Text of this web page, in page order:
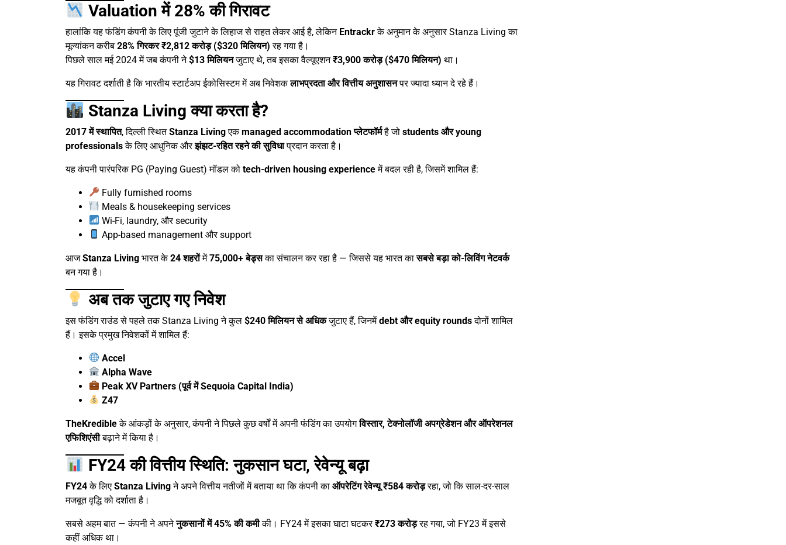
Valuation में 28% की गिरावट
हालांकि यह फंडिंग कंपनी के लिए पूंजी जुटाने के लिहाज से राहत लेकर आई है, लेकिन Entrackrके अनुमान के अनुसार Stanza Living का
मूल्यांकन करीब 28% गिरकर ₹2,812 करोड़ ($320 मिलियन) रह गया है।
पिछले साल मई 2024 में जब कंपनी ने$13 मिलियनजुटाए थे, तब इसका वैल्यूएशन₹3,900 करोड़ ($470 मिलियन) था।
यह गिरावट दर्शाती है कि भारतीय स्टार्टअप ईकोसिस्टम में अब निवेशकलाभप्रदता और वित्तीय अनुशासनपर ज्यादा ध्यान दे रहे हैं।
Stanza Living क्या करता है?
2017 में स्थापित, दिल्ली स्थितStanza Livingएकmanaged accommodation प्लेटफॉर्महै जो students और young
professionalsके लिए आधुनिक औरझंझट-रहित रहने की सुविधाप्रदान करता है।
यह कंपनी पारंपरिक PG (Paying Guest) मॉडल को tech-driven housing experienceमें बदल रही है, जिसमें शामिल हैं:
Fully furnished rooms
Meals & housekeeping services
Wi-Fi, laundry, और security
App-based management और support
आजStanza Living भारत के24 शहरोंमें75,000+ बेड्सका संचालन कर रहा है — जिससे यह भारत कासबसे बड़ा को-लिविंग नेटवर्क
बन गया है।
अब तक जुटाए गए निवेश
इस फंडिंग राउंड से पहले तक Stanza Living ने कुल $240 मिलियन से अधिकजुटाए हैं, जिनमेंdebt और equity roundsदोनों शामिल
हैं। इसके प्रमुख निवेशकों में शामिल हैं:
Accel
Alpha Wave
Peak XV Partners (पूर्व में Sequoia Capital India)
Z47
TheKredibleके आंकड़ों के अनुसार, कंपनी ने पिछले कुछ वर्षों में अपनी फंडिंग का उपयोगविस्तार, टेक्नोलॉजी अपग्रेडेशन और ऑपरेशनल
एफिशिएंसीबढ़ाने में किया है।
FY24 की वित्तीय स्थिति: नुकसान घटा, रेवेन्यू बढ़ा
FY24के लिए Stanza Livingने अपने वित्तीय नतीजों में बताया था कि कंपनी का ऑपरेटिंग रेवेन्यू ₹584 करोड़रहा, जो कि साल-दर-साल
मजबूत वृद्धि को दर्शाता है।
सबसे अहम बात — कंपनी ने अपनेनुकसानों में 45% की कमीकी। FY24 में इसका घाटा घटकर₹273 करोड़रह गया, जो FY23 में इससे
कहीं अधिक था।